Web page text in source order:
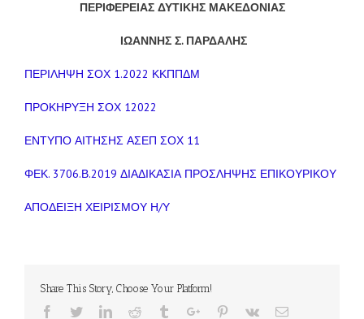
ΠΕΡΙΦΕΡΕΙΑΣ ΔΥΤΙΚΗΣ ΜΑΚΕΔΟΝΙΑΣ
ΙΩΑΝΝΗΣ Σ. ΠΑΡΔΑΛΗΣ
ΠΕΡΙΛΗΨΗ ΣΟΧ 1.2022 ΚΚΠΠΔΜ
ΠΡΟΚΗΡΥΞΗ ΣΟΧ 12022
ΕΝΤΥΠΟ ΑΙΤΗΣΗΣ ΑΣΕΠ ΣΟΧ 11
ΦΕΚ. 3706.Β.2019 ΔΙΑΔΙΚΑΣΙΑ ΠΡΟΣΛΗΨΗΣ ΕΠΙΚΟΥΡΙΚΟΥ
ΑΠΟΔΕΙΞΗ ΧΕΙΡΙΣΜΟΥ Η/Υ
Share This Story, Choose Your Platform!
Facebook
TwitterLinkedinReddit TumblrGoogle+Pinterest
Vk Email